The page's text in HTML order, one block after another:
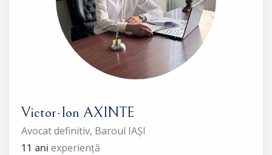
Victor-Ion AXINTE
Avocat definitiv, Baroul IAȘI
11 ani experiență